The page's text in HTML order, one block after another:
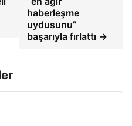
haberleşme
uydusunu”
başarıyla fırlattı →